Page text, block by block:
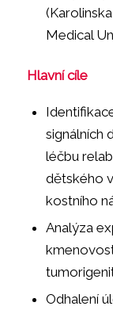
Medical
Hlavní cíle
signálních
léčbu
dětského
kostního
Analýza
Odhalení